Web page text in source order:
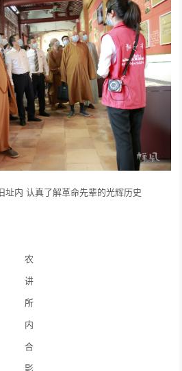
址内 认真了解革命先辈的光辉历史
农
讲
所
内
合
影